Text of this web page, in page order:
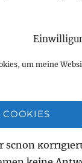
um meine
COOKIES
nicht aus der
du mal mit
ich habe den
Tage
schon